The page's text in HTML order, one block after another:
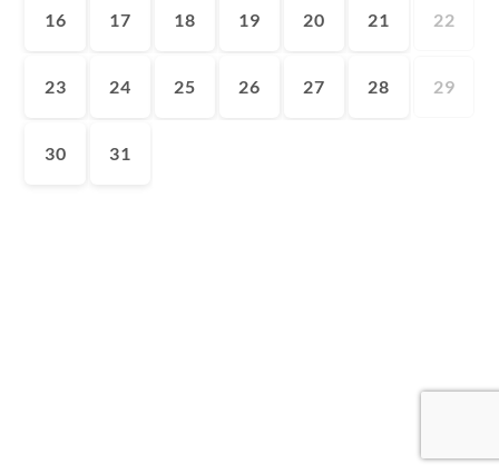
16 17 18 19 20 21 22
23 24 25 26 27 28 29
30 31